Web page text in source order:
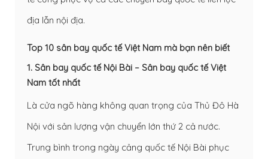
địa lẫn nội địa.
Top 10 sân bay quốc tế Việt Nam mà bạn nên biết
1. Sân bay quốc tế Nội Bài – Sân bay quốc tế Việt
Nam tốt nhất
Là cửa ngõ hàng không quan trọng của Thủ Đô Hà
Nội với sản lượng vận chuyển lớn thứ 2 cả nước.
Trung bình trong ngày cảng quốc tế Nội Bài phục